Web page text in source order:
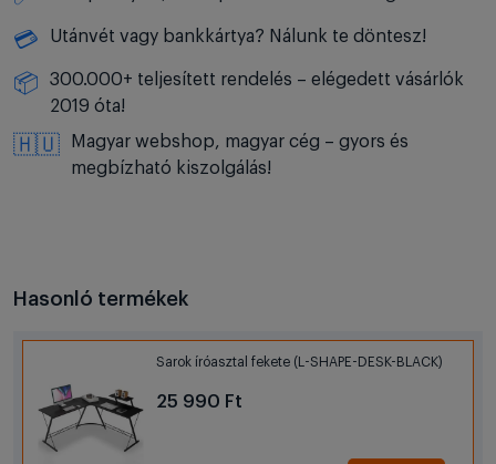
💳 Utánvét vagy bankkártya? Nálunk te döntesz!
📦
300.000+ teljesített rendelés – elégedett vásárlók
2019 óta!
🇭🇺
Magyar webshop, magyar cég – gyors és
megbízható kiszolgálás!
Hasonló termékek
Sarok íróasztal fekete (L-SHAPE-DESK-BLACK)
25 990 Ft